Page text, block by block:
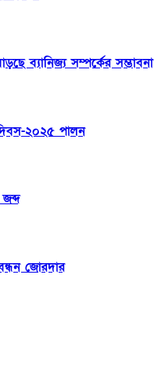
ব্যানিজ্য সম্পর্কের সম্ভাবনা
২০২৫ পালন
জোরদার